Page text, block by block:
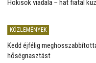
Hokisok viadala – hat fiatal
KÖZLEMÉNYEK
Kedd éjfélig
hőségriasztást